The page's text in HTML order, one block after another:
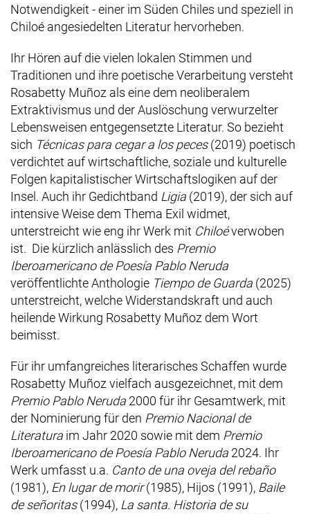
Notwendigkeit - einer im Süden Chiles und speziell in
Chiloé angesiedelten Literatur hervorheben.
Ihr Hören auf die vielen lokalen Stimmen und
Traditionen und ihre poetische Verarbeitung versteht
Rosabetty Muñoz als eine dem neoliberalem
Extraktivismus und der Auslöschung verwurzelter
Lebensweisen entgegensetzte Literatur. So bezieht
sich Técnicas para cegar a los peces(2019) poetisch
verdichtet auf wirtschaftliche, soziale und kulturelle
Folgen kapitalistischer Wirtschaftslogiken auf der
Insel. Auch ihr Gedichtband Ligia (2019), der sich auf
intensive Weise dem Thema Exil widmet,
unterstreicht wie eng ihr Werk mit Chiloéverwoben
ist. Die kürzlich anlässlich des Premio
Iberoamericano de Poesía Pablo Neruda
veröffentlichte Anthologie Tiempo de Guarda (2025)
unterstreicht, welche Widerstandskraft und auch
heilende Wirkung Rosabetty Muñoz dem Wort
beimisst.
Für ihr umfangreiches literarisches Schaffen wurde
Rosabetty Muñoz vielfach ausgezeichnet, mit dem
Premio Pablo Neruda 2000 für ihr Gesamtwerk, mit
der Nominierung für den Premio Nacional de
Literatura im Jahr 2020 sowie mit dem Premio
Iberoamericano de Poesía Pablo Neruda 2024. Ihr
Werk umfasst u.a. Canto de una oveja del rebaño
(1981), En lugar de morir(1985), Hijos (1991), Baile
de señoritas(1994), La santa. Historia de su